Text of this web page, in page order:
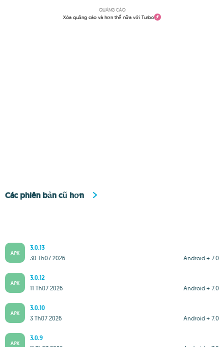
QUẢNG CÁO
Xóa quảng cáo và hơn thế nữa với Turbo
Các phiên bản cũ hơn
APK
3.0.13
Android + 7.0
30 Th07 2026
APK
3.0.12
Android + 7.0
11 Th07 2026
APK
3.0.10
Android + 7.0
3 Th07 2026
APK
3.0.9